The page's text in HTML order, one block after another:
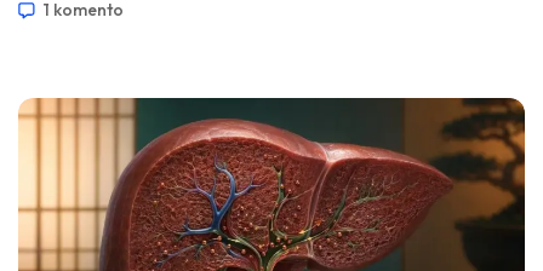
rakonto. 📖 ~11 minutoj 📅 la 30-an de aprilo 2026 📝
1 komento